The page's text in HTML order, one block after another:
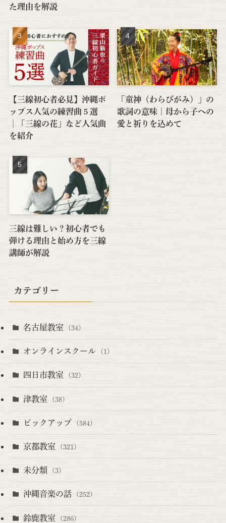
た理由を解説
【三線初心者必見】沖縄ポ
ップス人気の練習曲５選
│「三線の花」など人気曲
を紹介
「童神（わらびがみ）」の
歌詞の意味｜母から子への
愛と祈りを込めて
三線は難しい？初心者でも
弾ける理由と始め方を三線
講師が解説
カテゴリー
名古屋教室 (34)
オンラインスクール (1)
四日市教室 (32)
津教室 (38)
ピックアップ (584)
京都教室 (321)
未分類 (3)
沖縄音楽の話 (252)
鈴鹿教室 (286)